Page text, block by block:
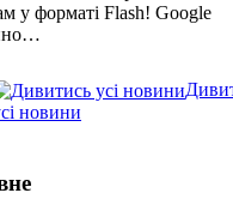
у форматі Flash! Google
новини